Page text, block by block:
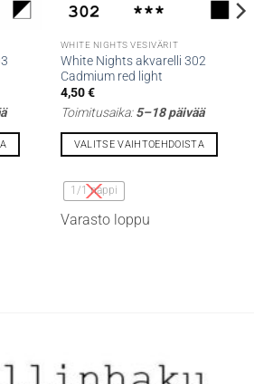
WHITE NIGHTS VESIVÄRIT
White Nights akvarelli 302
Cadmium red light
4,50€
Toimitusaika:5–18 päivää
VALITSE VAIHTOEHDOISTA
tuotteella
on
useampi
1/1 nappi
Varasto loppu